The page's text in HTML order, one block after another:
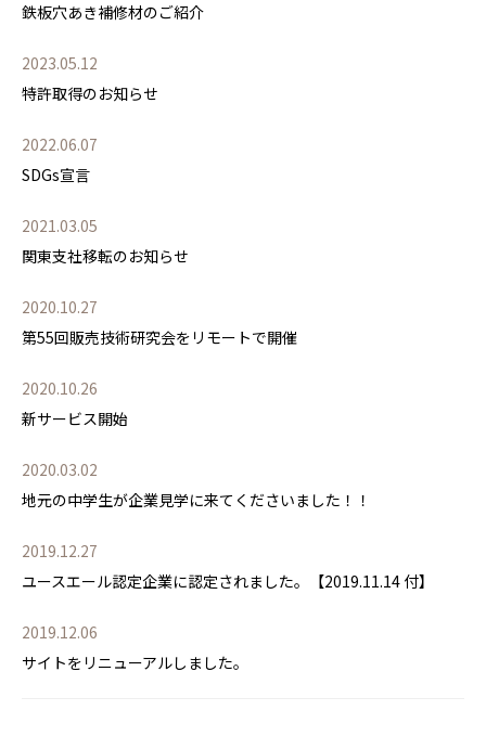
鉄板穴あき補修材のご紹介
2023.05.12
特許取得のお知らせ
2022.06.07
SDGs宣言
2021.03.05
関東支社移転のお知らせ
2020.10.27
第55回販売技術研究会をリモートで開催
2020.10.26
新サービス開始
2020.03.02
地元の中学生が企業見学に来てくださいました！！
2019.12.27
ユースエール認定企業に認定されました。【2019.11.14 付】
2019.12.06
サイトをリニューアルしました。